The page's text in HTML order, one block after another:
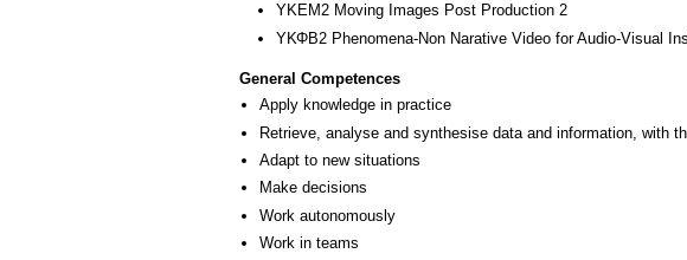
ΥΚΕΜ2 Moving Images Post Production 2
ΥΚΦΒ2 Phenomena-Non Narative Video for Audio-Visual
General Competences
Apply knowledge in practice
Retrieve, analyse and synthesise data and information, with
Adapt to new situations
Make decisions
Work autonomously
Work in teams